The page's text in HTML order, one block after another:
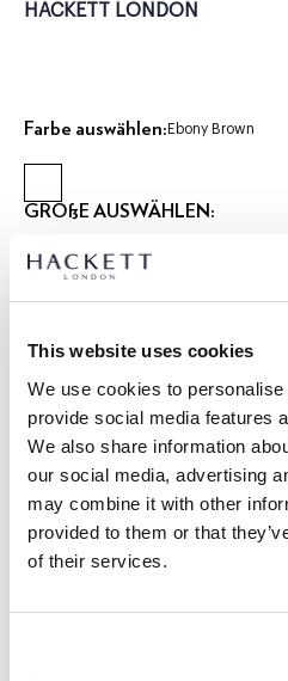
This website uses cookies
We use cookies to
provide social media features
We also share information
our social media, advertising
may combine it with other
provided to them or that
of their services.
HACKETT LONDON
Farbe auswählen: Ebony Brown
GRÖßE AUSWÄHLEN:
XS S
Größe des Models:1.86 m
ARTIKEL DETAILS
HM4000139
- Hackett London
mühelose Eleganz verleiht
- Kleines Metall-Branding am
LIEFERUNG UND
Kostenlose Lieferung und
FREE Click & Collect 4-5 Werktage
JETZT ABONNIERENund